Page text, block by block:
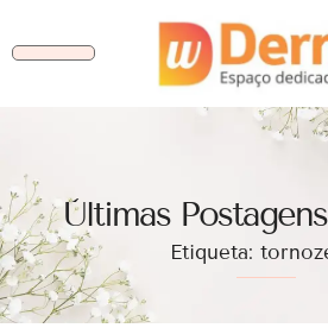
Ùltimas
Etiqueta: